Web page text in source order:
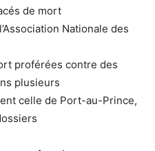
de mort
Nationale des
proférées contre des
plusieurs
celle de Port-au-Prince,